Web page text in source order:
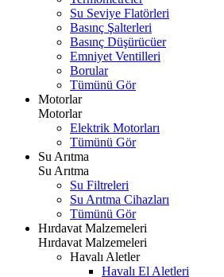
Su Seviye Flatörleri
Basınç Şalterleri
Basınç Düşürücüer
Emniyet Ventilleri
Borular
Tümünü Gör
Motorlar
Motorlar
Elektrik Motorları
Tümünü Gör
Su Arıtma
Su Arıtma
Su Filtreleri
Su Arıtma Cihazları
Tümünü Gör
Hırdavat Malzemeleri
Hırdavat Malzemeleri
Havalı Aletler
Havalı El Aletleri